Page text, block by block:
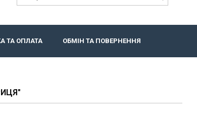
ТА ОПЛАТА ОБМІН ТА ПОВЕРНЕННЯ